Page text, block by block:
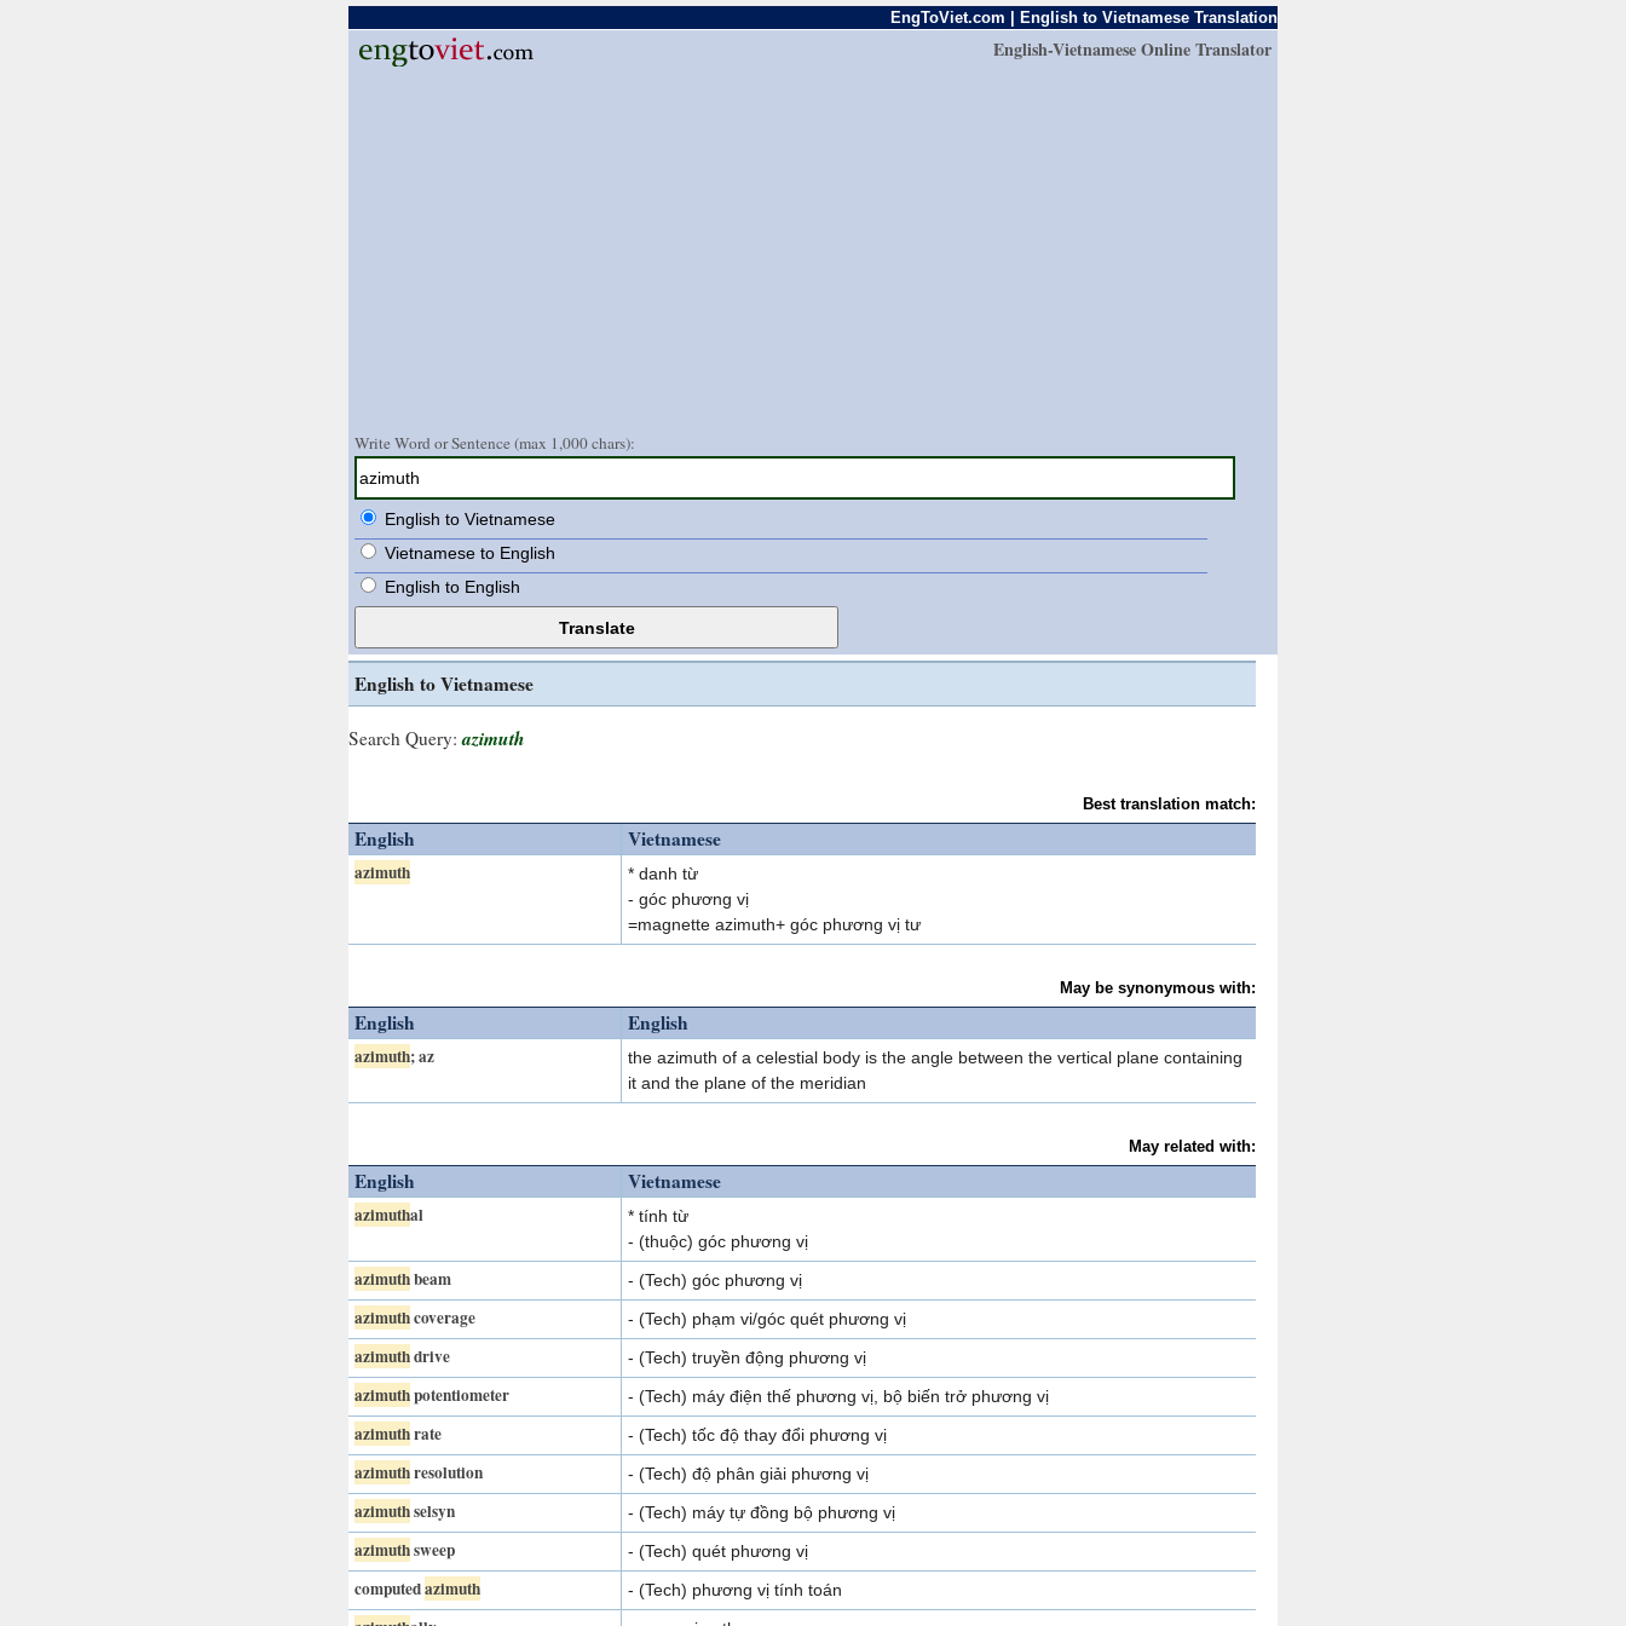
EngToViet.com | English to Vietnamese Translation
English-Vietnamese Online Translator
Write Word or Sentence (max 1,000 chars):
English to Vietnamese
Vietnamese to English
English to English
English to Vietnamese
Search Query: azimuth
Best translation match:
English Vietnamese
azimuth
* danh từ
- góc phương vị
=magnette azimuth+ góc phương vị tư
May be synonymous with:
English English
azimuth; az
the azimuth of a celestial body is the angle between the vertical plane containing
it and the plane of the meridian
May related with:
English Vietnamese
azimuthal
* tính từ
- (thuộc) góc phương vị
azimuthbeam - (Tech) góc phương vị
azimuthcoverage - (Tech) phạm vi/góc quét phương vị
azimuthdrive - (Tech) truyền động phương vị
azimuthpotentiometer - (Tech) máy điện thế phương vị, bộ biến trở phương vị
azimuthrate - (Tech) tốc độ thay đổi phương vị
azimuthresolution - (Tech) độ phân giải phương vị
azimuthselsyn - (Tech) máy tự đồng bộ phương vị
azimuthsweep - (Tech) quét phương vị
computedazimuth - (Tech) phương vị tính toán